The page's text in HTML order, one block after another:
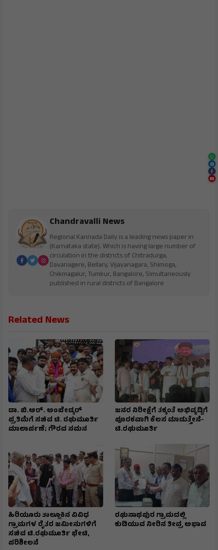
Chandravalli News
Regional Kannada Daily is a leading news paper in
(Karnataka state). Which is having large number of
circulation in the districts of Chitradurga,
Davanagere, Bellary, Vijayanagara, Shimoga,
Chikmagalur, Tumkur, Bangalore, Simultaneously
published in rural districts of Bangalore
Related News
ಡಾ. ಬಿ.ಆರ್. ಅಂಬೇಡ್ಕರ್
ಪ್ರತಿಮೆಗೆ ಸಚಿವ ಟಿ. ರಘುಮೂರ್ತಿ
ಮಾಲಾರ್ಪಣೆ; ಗೌರವ ನಮನ
ಜನರ ನಿರೀಕ್ಷೆಗೆ ತಕ್ಕಂತೆ ಅಭಿವೃದ್ದಿಗೆ
ಪೂರಕವಾಗಿ ಕೆಲಸ ಮಾಡುತ್ತೇನೆ-
ಟಿ.ರಘುಮೂರ್ತಿ
ಹಿರಿಯೂರು ತಾಲ್ಲೂಕಿನ ವಿವಿಧ
ಗ್ರಾಮಗಳ ರೈತರ ಜಮೀನುಗಳಿಗೆ
ಸಚಿವ ಟಿ.ರಘುಮೂರ್ತಿ ಭೇಟಿ,
ಪರಿಶೀಲನೆ
ರಘುನಾಥಪುರ ಗ್ರಾಮದಲ್ಲಿ
ಕುಡಿಯುವ ನೀರಿನ ತೀವ್ರ ಅಭಾವ